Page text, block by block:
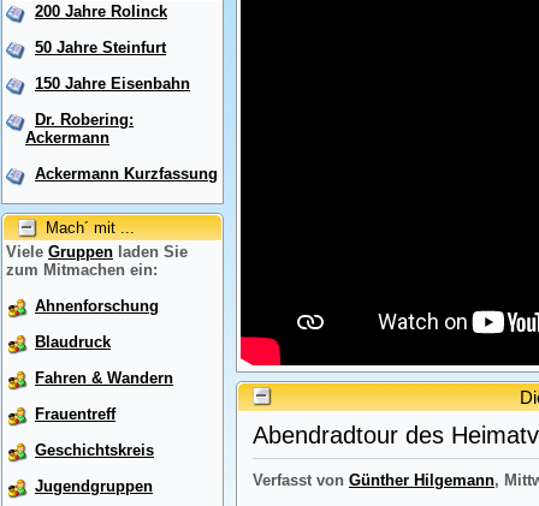
200 Jahre Rolinck
50 Jahre Steinfurt
150 Jahre Eisenbahn
Dr. Robering:
Ackermann
Ackermann Kurzfassung
Mach´ mit ...
Viele Gruppen laden Sie
zum Mitmachen ein:
Ahnenforschung
Blaudruck
Fahren & Wandern
Frauentreff
Geschichtskreis
Jugendgruppen
Abendradtour des
Verfasst von Günther Hilgemann,